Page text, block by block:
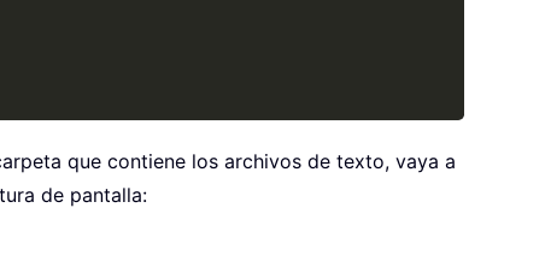
que contiene los archivos de texto, vaya a
de pantalla: